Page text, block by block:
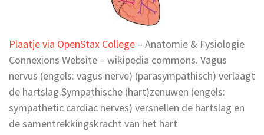
Plaatje via OpenStax College – Anatomie & Fysiologie
Connexions Website – wikipedia commons. Vagus
nervus (engels: vagus nerve) (parasympathisch) verlaagt
de hartslag.Sympathische (hart)zenuwen (engels:
sympathetic cardiac nerves) versnellen de hartslag en
de samentrekkingskracht van het hart